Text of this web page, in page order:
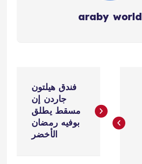
araby world
فندق هيلتون
جاردن إن
مسقط يطلق
بوفيه رمضان
الأخضر